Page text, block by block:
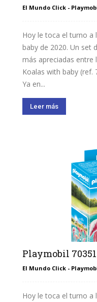
El Mundo Click -
Hoy le toca el turno a
baby de 2020. Un set
más apreciadas entre
Koalas with baby (ref.
Ya en...
Leer más
Playmobil
El Mundo Click -
Hoy le toca el turno a